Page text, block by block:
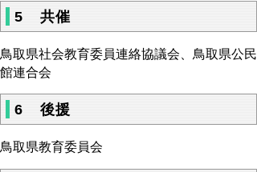
5 共催
鳥取県社会教育委員連絡協議会、鳥取県公民
館連合会
6 後援
鳥取県教育委員会